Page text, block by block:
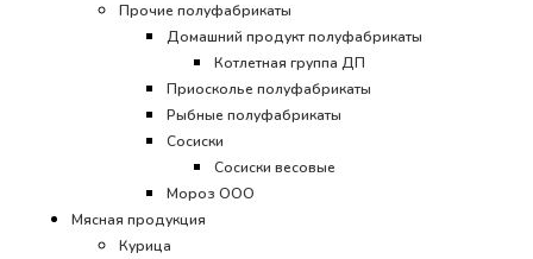
Прочие полуфабрикаты
Домашний продукт полуфабрикаты
Котлетная группа ДП
Приосколье полуфабрикаты
Рыбные полуфабрикаты
Сосиски
Сосиски весовые
Мороз ООО
Мясная продукция
Курица